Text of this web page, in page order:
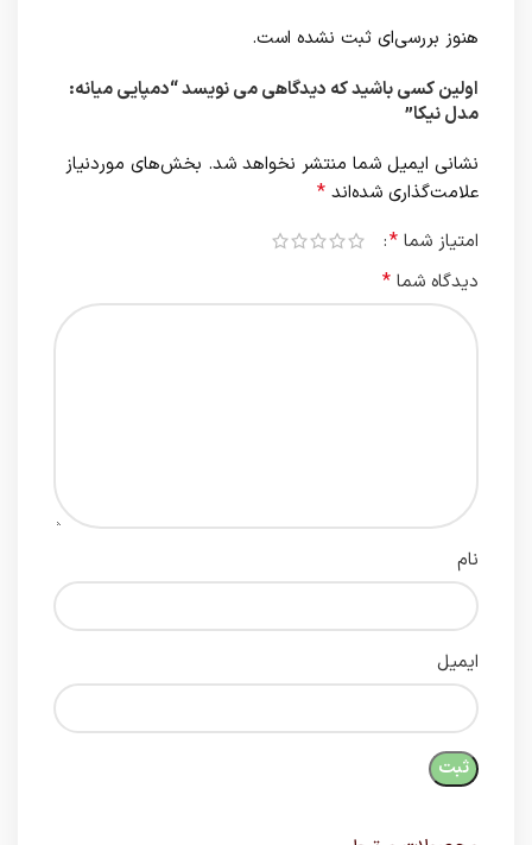
هنوز بررسی‌ای ثبت نشده است.
اولین کسی باشید که دیدگاهی می نویسد “دمپایی میانه:
مدل نیکا”
نشانی ایمیل شما منتشر نخواهد شد. بخش‌های موردنیاز
علامت‌گذاری شده‌اند *
امتیاز شما *
دیدگاه شما *
نام
ایمیل